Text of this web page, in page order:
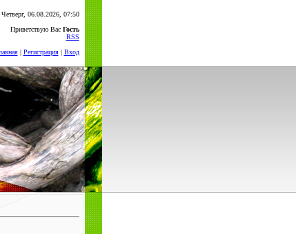
Четверг, 06.08.2026, 07:50
Приветствую Вас Гость
RSS
| Регистрация| Вход